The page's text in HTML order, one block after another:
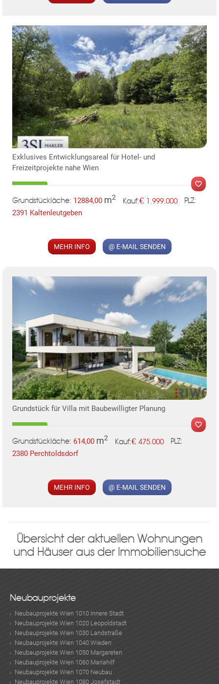
Exklusives Entwicklungsareal für Hotel- und
Freizeitprojekte nahe Wien
Grundstückläche: 12884,00 m2 Kauf:€ 1.999.000 PLZ:
2391 Kaltenleutgeben
MEHR INFO @ E-MAIL SENDEN
Grundstück für Villa mit Baubewilligter Planung
Grundstückläche: 614,00 m2 Kauf:€ 475.000 PLZ:
2380 Perchtoldsdorf
MEHR INFO @ E-MAIL SENDEN
Übersicht der aktuellen Wohnungen
und Häuser aus der Immobiliensuche
Neubauprojekte
Neubauprojekte Wien 1010 Innere Stadt
Neubauprojekte Wien 1020 Leopoldstadt
Neubauprojekte Wien 1030 Landstraße
Neubauprojekte Wien 1040 Wieden
Neubauprojekte Wien 1050 Margareten
Neubauprojekte Wien 1060 Mariahilf
Neubauprojekte Wien 1070 Neubau
Neubauprojekte Wien 1080 Josefstadt